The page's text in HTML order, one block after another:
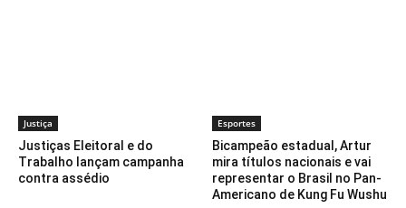
Justiça
Justiças Eleitoral e do
Trabalho lançam campanha
contra assédio
Esportes
Bicampeão estadual, Artur
mira títulos nacionais e vai
representar o Brasil no Pan-
Americano de Kung Fu Wushu